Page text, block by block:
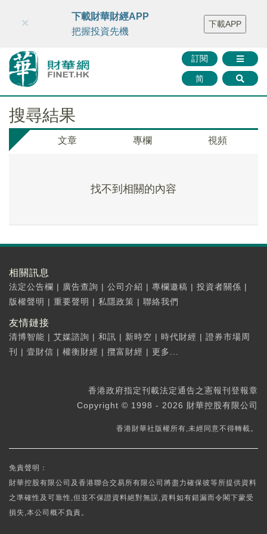
財華智庫網 FINTV FINMETA 財華證券 媒體矩陣
智庫沙龍
聯絡我們
訂閱
简
×
下載財華財經APP
把握投資先機
下載APP
搜尋結果
文章 專欄 視頻
找不到相關的內容
相關訊息
法定公告欄 | 廣告查詢 | 公司介紹 | 專欄邀稿 | 投資者關係 |
版權聲明 | 重要聲明 | 私隱政策 | 聯絡我們
友情鏈接
清博智能 | 艾媒諮詢 | 和訊 | 新時空 | 時代財經 | 證券市場周
刊
| 壹財信 | 權衡財經 | 攬富財經 | 更多...
香港政府指定刊載法定通告之憲報刊登報章
Copyright © 1998 - 2026 財華控股有限公司
香港財華社版權所有,未經同意不得轉載。
免責聲明：
財華控股有限公司及香港聯合交易所有限公司將盡力確保彼等所提供資料
之準確性及可靠性,但並不保證資料絕對無誤,資料如有錯漏而令閣下蒙受
損失,本公司概不負責。